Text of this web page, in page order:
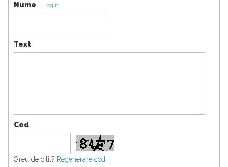
Nume Login
Text
Cod
Greu de citit? Regenerare cod